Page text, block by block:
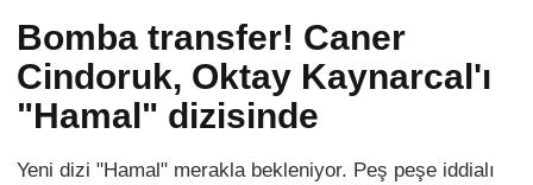
Bomba transfer! Caner
Cindoruk, Oktay Kaynarcal'ı
"Hamal" dizisinde
Yeni dizi "Hamal" merakla bekleniyor. Peş peşe iddialı